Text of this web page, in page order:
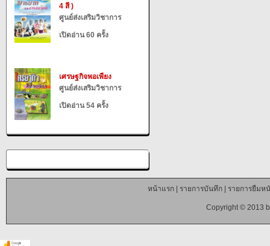
4 สี )
ศูนย์ส่งเสริมวิชาการ
เปิดอ่าน 60 ครั้ง
เศรษฐกิจพอเพียง
ศูนย์ส่งเสริมวิชาการ
เปิดอ่าน 54 ครั้ง
หน้าแรก| รายการบันทึก| รายการยืมห
Copyright © 2013